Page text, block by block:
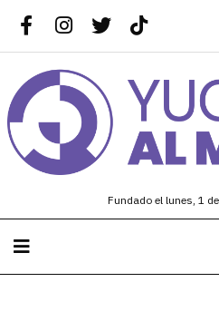
Fundado el lunes, 1